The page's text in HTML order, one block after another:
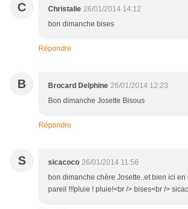
C Christalie 26/01/2014 14:12
bon dimanche bises
Répondre
B Brocard Delphine 26/01/2014 12:23
Bon dimanche Josette Bisous
Répondre
S sicacoco 26/01/2014 11:56
bon dimanche chère Josette..et bien ici
pareil !!!pluie ! pluie!<br /> bises<br />